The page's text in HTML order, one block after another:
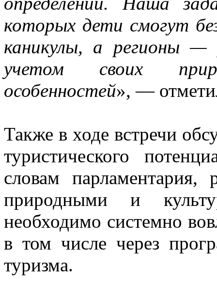
которых дети смогут
каникулы, а регионы
учетом своих
особенностей», —
Также в ходе встречи
туристического
словам парламентария,
природными и
необходимо системно
в том числе через
туризма.